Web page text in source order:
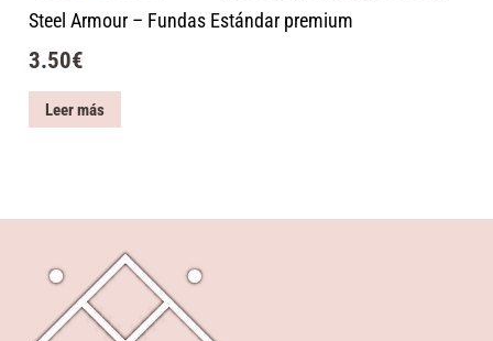
Steel Armour – Fundas Estándar premium
3.50€
Leer más